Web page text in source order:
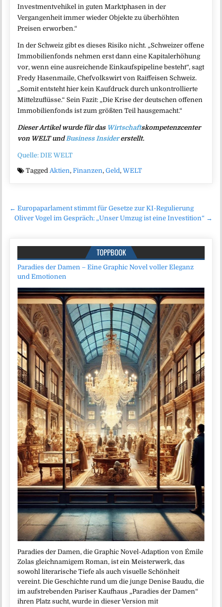
Investmentvehikel in guten Marktphasen in der
Vergangenheit immer wieder Objekte zu überhöhten
Preisen erworben.“
In der Schweiz gibt es dieses Risiko nicht. „Schweizer offene
Immobilienfonds nehmen erst dann eine Kapitalerhöhung
vor, wenn eine ausreichende Einkaufspipeline besteht“, sagt
Fredy Hasenmaile, Chefvolkswirt von Raiffeisen Schweiz.
„Somit entsteht hier kein Kaufdruck durch unkontrollierte
Mittelzuflüsse.“ Sein Fazit: „Die Krise der deutschen offenen
Immobilienfonds ist zum größten Teil hausgemacht.“
Dieser Artikel wurde für das Wirtschaftskompetenzcenter
von WELT und Business Insidererstellt.
Quelle: DIE WELT
Tagged Aktien,Finanzen,Geld ,WELT
Beitragsnavigation
← Europaparlament stimmt für Gesetze zur KI-Regulierung
Oliver Vogel im Gespräch: „Unser Umzug ist eine Investition“ →
TOPPBOOK
Paradies der Damen – Eine Graphic Novel voller Eleganz
und Emotionen
Paradies der Damen, die Graphic Novel-Adaption von Émile
Zolas gleichnamigem Roman, ist ein Meisterwerk, das
sowohl literarische Tiefe als auch visuelle Schönheit
vereint. Die Geschichte rund um die junge Denise Baudu, die
im aufstrebenden Pariser Kaufhaus „Paradies der Damen“
ihren Platz sucht, wurde in dieser Version mit